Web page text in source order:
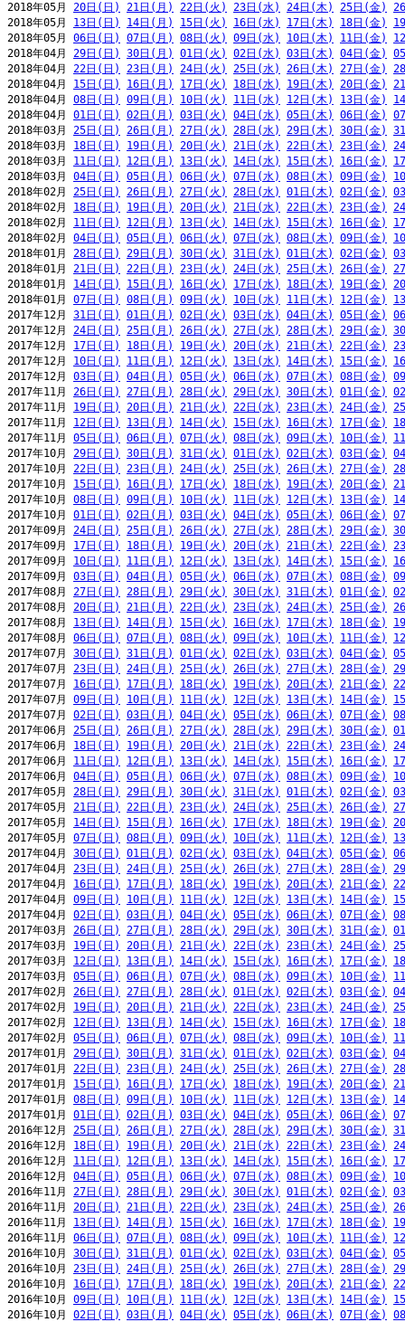
2018年05月 20日(日) 21日(月) 22日(火) 23日(水) 24日(木) 25日(金)
2018年05月 13日(日) 14日(月) 15日(火) 16日(水) 17日(木) 18日(金)
2018年05月 06日(日) 07日(月) 08日(火) 09日(水) 10日(木) 11日(金)
2018年04月 29日(日) 30日(月) 01日(火) 02日(水) 03日(木) 04日(金)
2018年04月 22日(日) 23日(月) 24日(火) 25日(水) 26日(木) 27日(金)
2018年04月 15日(日) 16日(月) 17日(火) 18日(水) 19日(木) 20日(金)
2018年04月 08日(日) 09日(月) 10日(火) 11日(水) 12日(木) 13日(金)
2018年04月 01日(日) 02日(月) 03日(火) 04日(水) 05日(木) 06日(金)
2018年03月 25日(日) 26日(月) 27日(火) 28日(水) 29日(木) 30日(金)
2018年03月 18日(日) 19日(月) 20日(火) 21日(水) 22日(木) 23日(金)
2018年03月 11日(日) 12日(月) 13日(火) 14日(水) 15日(木) 16日(金)
2018年03月 04日(日) 05日(月) 06日(火) 07日(水) 08日(木) 09日(金)
2018年02月 25日(日) 26日(月) 27日(火) 28日(水) 01日(木) 02日(金)
2018年02月 18日(日) 19日(月) 20日(火) 21日(水) 22日(木) 23日(金)
2018年02月 11日(日) 12日(月) 13日(火) 14日(水) 15日(木) 16日(金)
2018年02月 04日(日) 05日(月) 06日(火) 07日(水) 08日(木) 09日(金)
2018年01月 28日(日) 29日(月) 30日(火) 31日(水) 01日(木) 02日(金)
2018年01月 21日(日) 22日(月) 23日(火) 24日(水) 25日(木) 26日(金)
2018年01月 14日(日) 15日(月) 16日(火) 17日(水) 18日(木) 19日(金)
2018年01月 07日(日) 08日(月) 09日(火) 10日(水) 11日(木) 12日(金)
2017年12月 31日(日) 01日(月) 02日(火) 03日(水) 04日(木) 05日(金)
2017年12月 24日(日) 25日(月) 26日(火) 27日(水) 28日(木) 29日(金)
2017年12月 17日(日) 18日(月) 19日(火) 20日(水) 21日(木) 22日(金)
2017年12月 10日(日) 11日(月) 12日(火) 13日(水) 14日(木) 15日(金)
2017年12月 03日(日) 04日(月) 05日(火) 06日(水) 07日(木) 08日(金)
2017年11月 26日(日) 27日(月) 28日(火) 29日(水) 30日(木) 01日(金)
2017年11月 19日(日) 20日(月) 21日(火) 22日(水) 23日(木) 24日(金)
2017年11月 12日(日) 13日(月) 14日(火) 15日(水) 16日(木) 17日(金)
2017年11月 05日(日) 06日(月) 07日(火) 08日(水) 09日(木) 10日(金)
2017年10月 29日(日) 30日(月) 31日(火) 01日(水) 02日(木) 03日(金)
2017年10月 22日(日) 23日(月) 24日(火) 25日(水) 26日(木) 27日(金)
2017年10月 15日(日) 16日(月) 17日(火) 18日(水) 19日(木) 20日(金)
2017年10月 08日(日) 09日(月) 10日(火) 11日(水) 12日(木) 13日(金)
2017年10月 01日(日) 02日(月) 03日(火) 04日(水) 05日(木) 06日(金)
2017年09月 24日(日) 25日(月) 26日(火) 27日(水) 28日(木) 29日(金)
2017年09月 17日(日) 18日(月) 19日(火) 20日(水) 21日(木) 22日(金)
2017年09月 10日(日) 11日(月) 12日(火) 13日(水) 14日(木) 15日(金)
2017年09月 03日(日) 04日(月) 05日(火) 06日(水) 07日(木) 08日(金)
2017年08月 27日(日) 28日(月) 29日(火) 30日(水) 31日(木) 01日(金)
2017年08月 20日(日) 21日(月) 22日(火) 23日(水) 24日(木) 25日(金)
2017年08月 13日(日) 14日(月) 15日(火) 16日(水) 17日(木) 18日(金)
2017年08月 06日(日) 07日(月) 08日(火) 09日(水) 10日(木) 11日(金)
2017年07月 30日(日) 31日(月) 01日(火) 02日(水) 03日(木) 04日(金)
2017年07月 23日(日) 24日(月) 25日(火) 26日(水) 27日(木) 28日(金)
2017年07月 16日(日) 17日(月) 18日(火) 19日(水) 20日(木) 21日(金)
2017年07月 09日(日) 10日(月) 11日(火) 12日(水) 13日(木) 14日(金)
2017年07月 02日(日) 03日(月) 04日(火) 05日(水) 06日(木) 07日(金)
2017年06月 25日(日) 26日(月) 27日(火) 28日(水) 29日(木) 30日(金)
2017年06月 18日(日) 19日(月) 20日(火) 21日(水) 22日(木) 23日(金)
2017年06月 11日(日) 12日(月) 13日(火) 14日(水) 15日(木) 16日(金)
2017年06月 04日(日) 05日(月) 06日(火) 07日(水) 08日(木) 09日(金)
2017年05月 28日(日) 29日(月) 30日(火) 31日(水) 01日(木) 02日(金)
2017年05月 21日(日) 22日(月) 23日(火) 24日(水) 25日(木) 26日(金)
2017年05月 14日(日) 15日(月) 16日(火) 17日(水) 18日(木) 19日(金)
2017年05月 07日(日) 08日(月) 09日(火) 10日(水) 11日(木) 12日(金)
2017年04月 30日(日) 01日(月) 02日(火) 03日(水) 04日(木) 05日(金)
2017年04月 23日(日) 24日(月) 25日(火) 26日(水) 27日(木) 28日(金)
2017年04月 16日(日) 17日(月) 18日(火) 19日(水) 20日(木) 21日(金)
2017年04月 09日(日) 10日(月) 11日(火) 12日(水) 13日(木) 14日(金)
2017年04月 02日(日) 03日(月) 04日(火) 05日(水) 06日(木) 07日(金)
2017年03月 26日(日) 27日(月) 28日(火) 29日(水) 30日(木) 31日(金)
2017年03月 19日(日) 20日(月) 21日(火) 22日(水) 23日(木) 24日(金)
2017年03月 12日(日) 13日(月) 14日(火) 15日(水) 16日(木) 17日(金)
2017年03月 05日(日) 06日(月) 07日(火) 08日(水) 09日(木) 10日(金)
2017年02月 26日(日) 27日(月) 28日(火) 01日(水) 02日(木) 03日(金)
2017年02月 19日(日) 20日(月) 21日(火) 22日(水) 23日(木) 24日(金)
2017年02月 12日(日) 13日(月) 14日(火) 15日(水) 16日(木) 17日(金)
2017年02月 05日(日) 06日(月) 07日(火) 08日(水) 09日(木) 10日(金)
2017年01月 29日(日) 30日(月) 31日(火) 01日(水) 02日(木) 03日(金)
2017年01月 22日(日) 23日(月) 24日(火) 25日(水) 26日(木) 27日(金)
2017年01月 15日(日) 16日(月) 17日(火) 18日(水) 19日(木) 20日(金)
2017年01月 08日(日) 09日(月) 10日(火) 11日(水) 12日(木) 13日(金)
2017年01月 01日(日) 02日(月) 03日(火) 04日(水) 05日(木) 06日(金)
2016年12月 25日(日) 26日(月) 27日(火) 28日(水) 29日(木) 30日(金)
2016年12月 18日(日) 19日(月) 20日(火) 21日(水) 22日(木) 23日(金)
2016年12月 11日(日) 12日(月) 13日(火) 14日(水) 15日(木) 16日(金)
2016年12月 04日(日) 05日(月) 06日(火) 07日(水) 08日(木) 09日(金)
2016年11月 27日(日) 28日(月) 29日(火) 30日(水) 01日(木) 02日(金)
2016年11月 20日(日) 21日(月) 22日(火) 23日(水) 24日(木) 25日(金)
2016年11月 13日(日) 14日(月) 15日(火) 16日(水) 17日(木) 18日(金)
2016年11月 06日(日) 07日(月) 08日(火) 09日(水) 10日(木) 11日(金)
2016年10月 30日(日) 31日(月) 01日(火) 02日(水) 03日(木) 04日(金)
2016年10月 23日(日) 24日(月) 25日(火) 26日(水) 27日(木) 28日(金)
2016年10月 16日(日) 17日(月) 18日(火) 19日(水) 20日(木) 21日(金)
2016年10月 09日(日) 10日(月) 11日(火) 12日(水) 13日(木) 14日(金)
2016年10月 02日(日) 03日(月) 04日(火) 05日(水) 06日(木) 07日(金)